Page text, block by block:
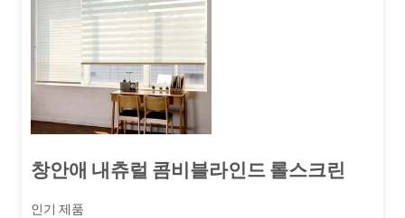
창안애 내츄럴 콤비블라인드 롤스크린
인기 제품